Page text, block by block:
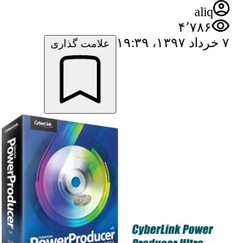
aliq
۴٬۷۸۶
۷ خرداد ۱۳۹۷،‏ ۱۹:۳۹
علامت گذاری